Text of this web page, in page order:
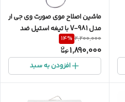
ماشین اصلاح موی صورت وی جی ار
مدل V-981 با تیغه استیل ضد
زنگ، عملکرد توربو، طراحی
و استفاده 150 دقیقه، دارای
نمایشگر LED و 3 شانه اصلاح 1، 2
2,200,000
14%
1,890,000
افزودن به سبد